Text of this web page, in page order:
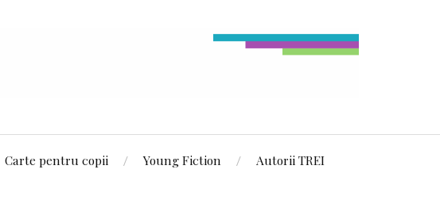
Carte pentru copii Young Fiction Autorii TREI